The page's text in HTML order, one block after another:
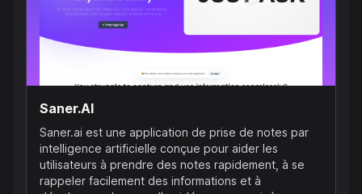
Saner.AI
Saner.ai est une application de prise de notes par
intelligence artificielle conçue pour aider les
utilisateurs à prendre des notes rapidement, à se
rappeler facilement des informations et à